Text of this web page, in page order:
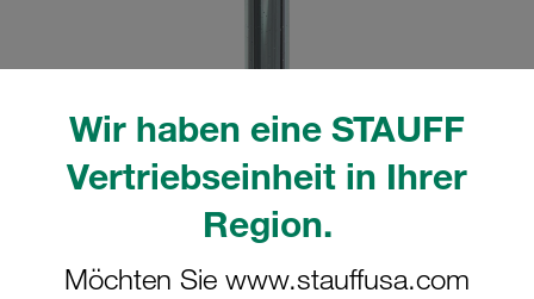
Wir haben eine STAUFF
Vertriebseinheit in Ihrer
Region.
Möchten Sie www.stauffusa.com